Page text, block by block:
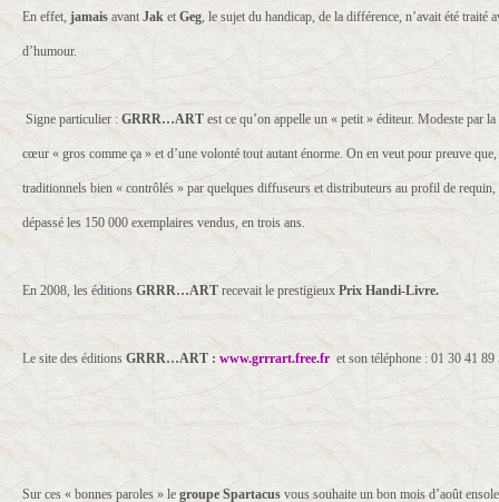
En effet, jamais avant Jak etGeg, le sujet du handicap, de la différence, n’avait été traité
d’humour.
Signe particulier : GRRR…ART est ce qu’on appelle un « petit » éditeur. Modeste par
cœur « gros comme ça » et d’une volonté tout autant énorme. On en veut pour preuve
traditionnels bien « contrôlés » par quelques diffuseurs et distributeurs au profil de
dépassé les 150 000 exemplaires vendus, en trois ans.
En 2008, les éditions GRRR…ART recevait le prestigieux Prix Handi-Livre.
Le site des éditions GRRR…ART : www.grrrart.free.fr et son téléphone : 01 30 41 89
Sur ces « bonnes paroles » le groupe Spartacus vous souhaite un bon mois d’août